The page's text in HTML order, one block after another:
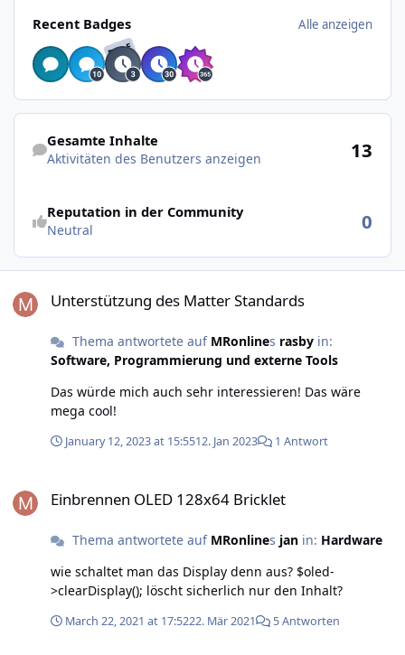
Recent Badges Alle anzeigen
RARE
Aktivitäten des Benutzers anzeigen
Gesamte Inhalte
Aktivitäten des Benutzers anzeigen 13
Reputation in der Community
Neutral 0
Unterstützung des Matter Standards
Thema antwortete auf MRonlines rasbyin:
Software, Programmierung und externe Tools
Das würde mich auch sehr interessieren! Das wäre
mega cool!
January 12, 2023 at 15:5512. Jan 2023 1 Antwort
Einbrennen OLED 128x64 Bricklet
Thema antwortete auf MRonlines janin: Hardware
wie schaltet man das Display denn aus? $oled-
>clearDisplay(); löscht sicherlich nur den Inhalt?
March 22, 2021 at 17:5222. Mär 2021 5 Antworten